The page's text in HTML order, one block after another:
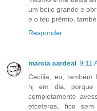
um beijo grande e
e o teu prêmio,
Responder
marcia cardeal 9:11
Cecília, eu, também
hj em dia, porque
completamente
etceteras, fico